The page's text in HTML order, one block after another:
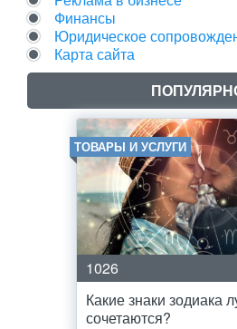
Финансы
Юридическое
Карта сайта
ТОВАРЫ И УСЛУГИ
1026
Какие знаки зодиака
сочетаются?